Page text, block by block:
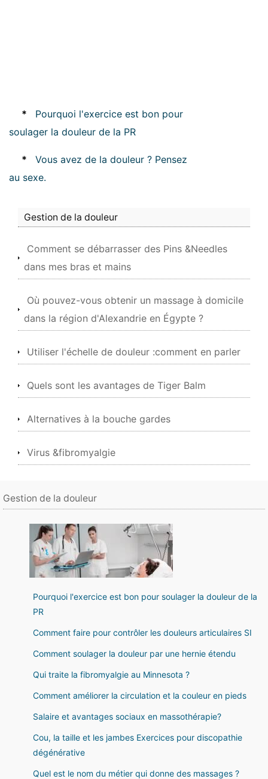
*
Pourquoi l'exercice est bon pour
soulager la douleur de la PR
*
Vous avez de la douleur ? Pensez
au sexe.
Gestion de la douleur
Comment se débarrasser des Pins &Needles
dans mes bras et mains
Où pouvez-vous obtenir un massage à domicile
dans la région d'Alexandrie en Égypte ?
Utiliser l'échelle de douleur :comment en parler
Quels sont les avantages de Tiger Balm
Alternatives à la bouche gardes
Virus &fibromyalgie
Gestion de la douleur
Pourquoi l'exercice est bon pour soulager la douleur de la
PR
Comment faire pour contrôler les douleurs articulaires SI
Comment soulager la douleur par une hernie étendu
Qui traite la fibromyalgie au Minnesota ?
Comment améliorer la circulation et la couleur en pieds
Salaire et avantages sociaux en massothérapie?
Cou, la taille et les jambes Exercices pour discopathie
dégénérative
Quel est le nom du métier qui donne des massages ?